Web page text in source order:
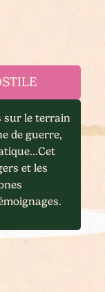
sur le terrain
de guerre,
et les